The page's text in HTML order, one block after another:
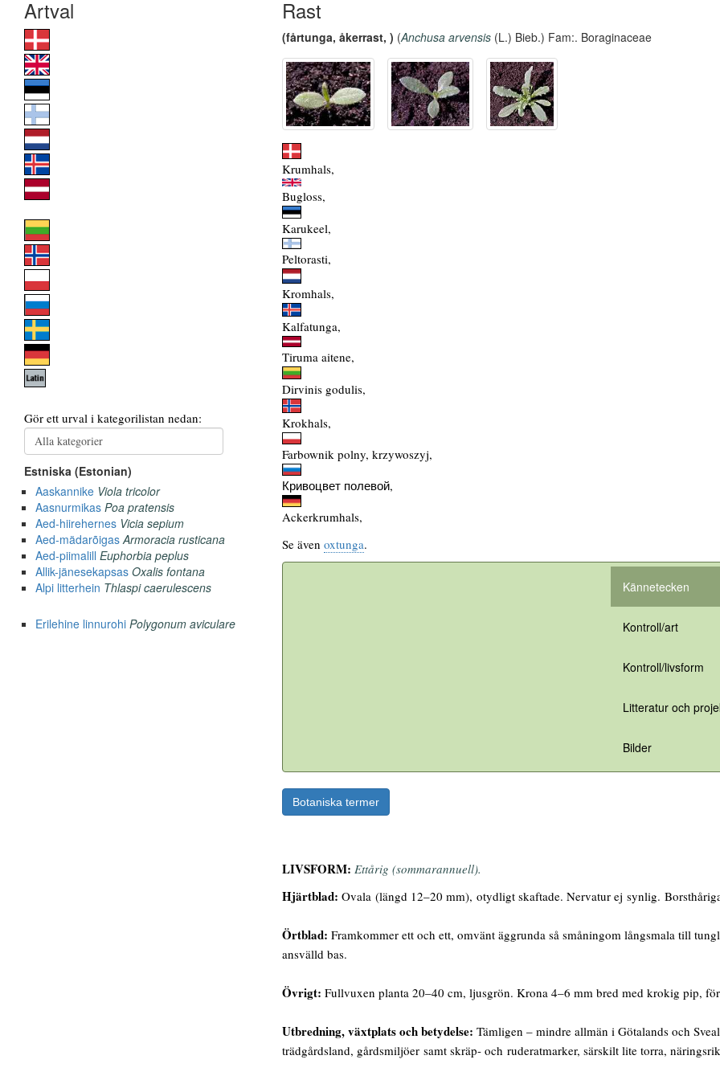
Rast
(fårtunga, åkerrast, ) (Anchusa arvensis (L.) Bieb.) Fam:. Boraginaceae
Krumhals,
Bugloss,
Karukeel,
Peltorasti,
Kromhals,
Kalfatunga,
Tiruma aitene,
Dirvinis godulis,
Krokhals,
Farbownik polny, krzywoszyj,
Кривоцвет полевой,
Ackerkrumhals,
Se även oxtunga.
Kännetecken
Kontroll/art
Kontroll/livsform
Litteratur och
Bilder
Botaniska termer
LIVSFORM: Ettårig (sommarannuell).
Hjärtblad: Ovala (längd 12–20 mm), otydligt skaftade. Nervatur ej synlig.
Örtblad: Framkommer ett och ett, omvänt äggrunda så småningom långsmala till
ansvälld bas.
Övrigt: Fullvuxen planta 20–40 cm, ljusgrön. Krona 4–6 mm bred med krokig pip,
Utbredning, växtplats och betydelse: Tämligen – mindre allmän i Götalands och
trädgårdsland, gårdsmiljöer samt skräp- och ruderatmarker, särskilt lite torra,